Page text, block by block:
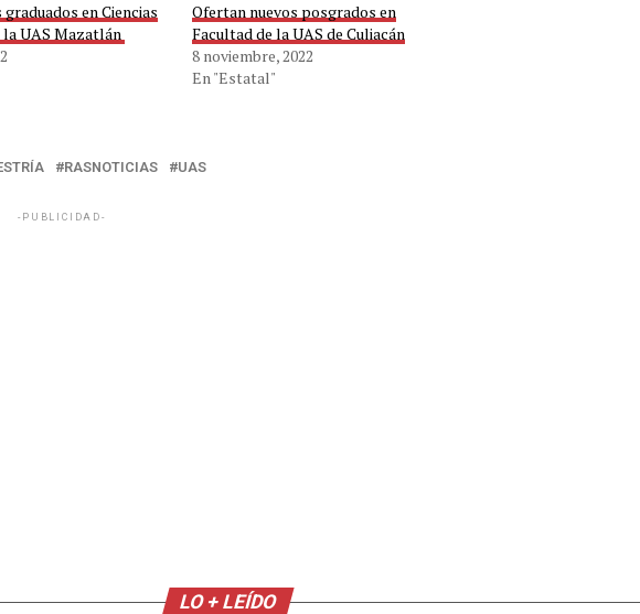
graduados en Ciencias
UAS Mazatlán
Ofertan nuevos posgrados en
Facultad de la UAS de Culiacán
8 noviembre, 2022
En "Estatal"
RASNOTICIAS UAS
-PUBLICIDAD-
LO + LEÍDO